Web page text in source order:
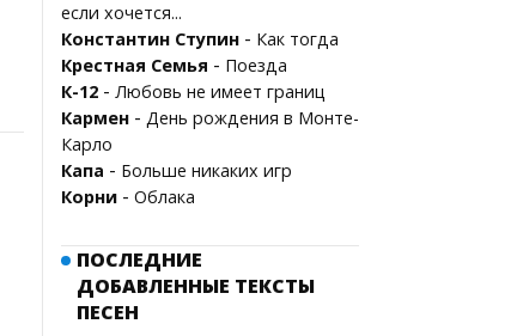
если хочется...
Константин Ступин - Как тогда
Крестная Семья - Поезда
К-12 - Любовь не имеет границ
Кармен - День рождения в Монте-
Карло
Капа - Больше никаких игр
Корни - Облака
ПОСЛЕДНИЕ
ДОБАВЛЕННЫЕ ТЕКСТЫ
ПЕСЕН